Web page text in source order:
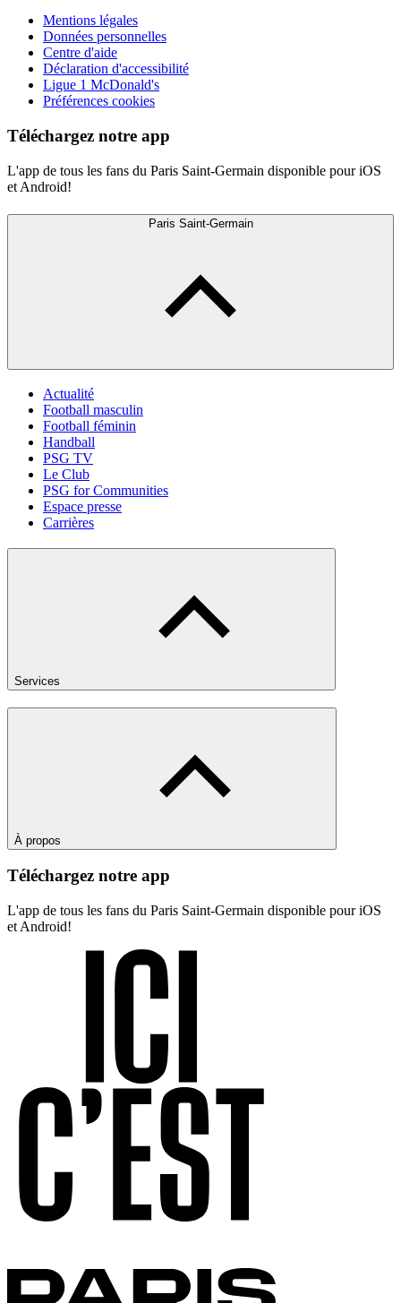
Mentions légales
Données personnelles
Centre d'aide
Déclaration d'accessibilité
Ligue 1 McDonald's
Préférences cookies
Téléchargez notre app
L'app de tous les fans du Paris Saint-Germain disponible pour iOS
et Android!
Paris Saint-Germain
Actualité
Football masculin
Football féminin
Handball
PSG TV
Le Club
PSG for Communities
Espace presse
Carrières
Services
À propos
Téléchargez notre app
L'app de tous les fans du Paris Saint-Germain disponible pour iOS
et Android!